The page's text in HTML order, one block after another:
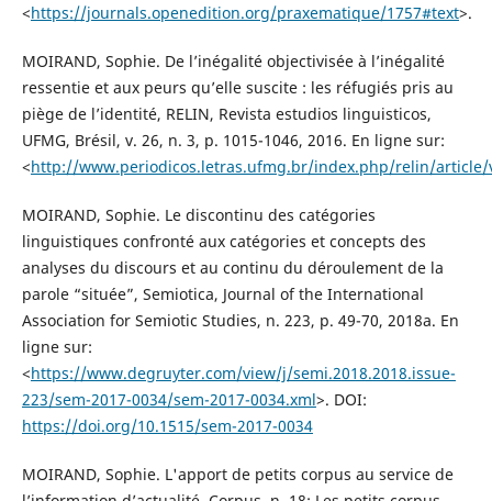
<https://journals.openedition.org/praxematique/1757#text>.
MOIRAND, Sophie. De l’inégalité objectivisée à l’inégalité
ressentie et aux peurs qu’elle suscite : les réfugiés pris au
piège de l’identité, RELIN, Revista estudios linguisticos,
UFMG, Brésil, v. 26, n. 3, p. 1015-1046, 2016. En ligne sur:
<http://www.periodicos.letras.ufmg.br/index.php/relin/article/
MOIRAND, Sophie. Le discontinu des catégories
linguistiques confronté aux catégories et concepts des
analyses du discours et au continu du déroulement de la
parole “située”, Semiotica, Journal of the International
Association for Semiotic Studies, n. 223, p. 49-70, 2018a. En
ligne sur:
<https://www.degruyter.com/view/j/semi.2018.2018.issue-
223/sem-2017-0034/sem-2017-0034.xml>. DOI:
https://doi.org/10.1515/sem-2017-0034
MOIRAND, Sophie. L'apport de petits corpus au service de